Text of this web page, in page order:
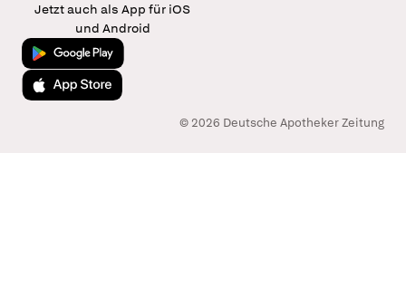
Jetzt auch als App für iOS
und Android
Jetzt bei Google Play
Laden im App Store
© 2026 Deutsche Apotheker Zeitung